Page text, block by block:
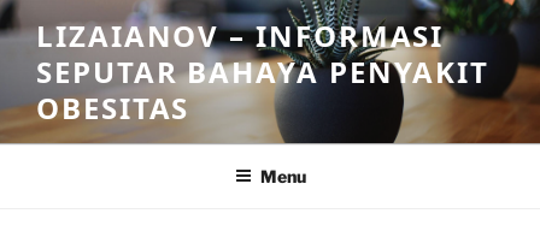
Skip
to
content
LIZAIANOV – INFORMASI
SEPUTAR BAHAYA PENYAKIT
OBESITAS
Menu